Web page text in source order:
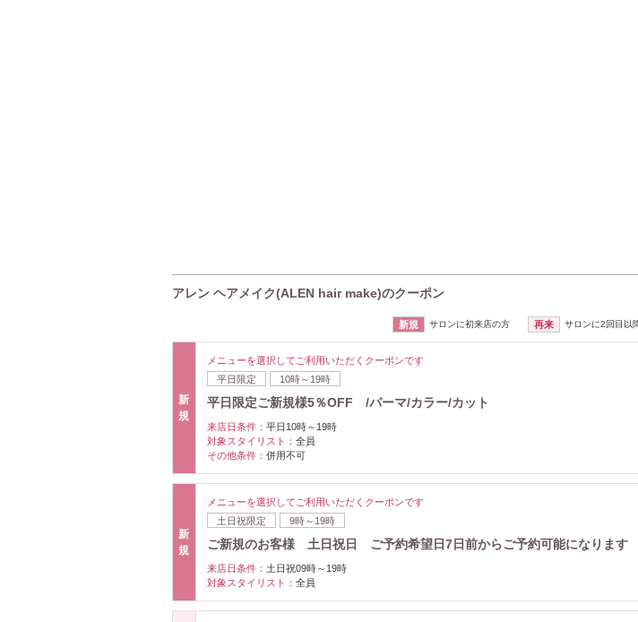
アレン ヘアメイク(ALEN hair make)のクーポン
新規 サロンに初来店の方 再来 サロンに2回目以
新
規
メニューを選択してご利用いただくクーポンです
平日限定
10時～19時
平日限定ご新規様5％OFF /パーマ/カラー/カット
来店日条件： 平日10時～19時
対象スタイリスト： 全員
その他条件： 併用不可
新
規
メニューを選択してご利用いただくクーポンです
土日祝限定
9時～19時
ご新規のお客様 土日祝日 ご予約希望日7日前からご予約可能になります
来店日条件： 土日祝09時～19時
対象スタイリスト： 全員